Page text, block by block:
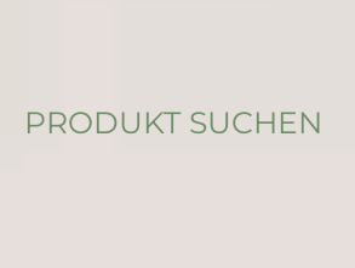
PRODUKT SUCHEN